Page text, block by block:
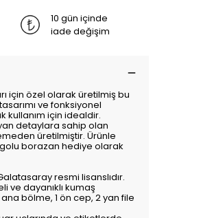
10 gün içinde
iade değişim
için özel olarak üretilmiş bu
tasarımı ve fonksiyonel
kullanım için idealdir.
detaylara sahip olan
üretilmiştir. Ürünle
borazan hediye olarak
resmi lisanslıdır.
ve dayanıklı kumaş
ana bölme, 1 ön cep, 2 yan file